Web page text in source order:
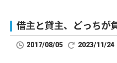
借主と貸主、どっちが
2017/08/05 2023/11/24